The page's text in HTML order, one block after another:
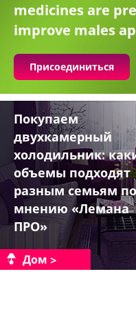
medicines are
improve males
Присоединиться
Покупаем
двухкамерный
холодильник:
объемы подходят
разным семьям по
мнению «Лемана
ПРО»
Дом